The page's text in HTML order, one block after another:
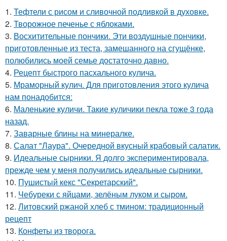
1. Тефтели с рисом и сливочной подливкой в духовке.
2. Творожное печенье с яблоками.
3. Восхитительные пончики. Эти воздушные пончики,
приготовленные из теста, замешанного на сгущёнке,
полюбились моей семье достаточно давно.
4. Рецепт быстрого пасхального кулича.
5. Мраморный кулич. Для приготовления этого кулича
нам понадобится:
6. Маленькие куличи. Такие куличики пекла тоже 3 года
назад.
7. Заварные блины на минералке.
8. Салат "Лаура". Очередной вкусный крабовый салатик.
9. Идеальные сырники. Я долго экспериментировала,
прежде чем у меня получились идеальные сырники.
10. Пушистый кекс "Секретарский".
11. Чебуреки с яйцами, зелёным луком и сыром.
12. Литовский ржаной хлеб с тмином: традиционный
рецепт
13. Конфеты из творога.